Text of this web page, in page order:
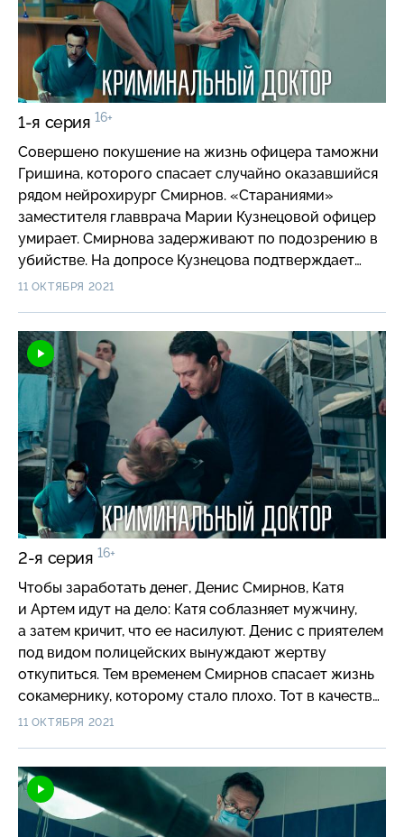
1-я серия 16+
Совершено покушение на жизнь офицера таможни
Гришина, которого спасает случайно оказавшийся
рядом нейрохирург Смирнов. «Стараниями»
заместителя главврача Марии Кузнецовой офицер
умирает. Смирнова задерживают по подозрению в
убийстве. На допросе Кузнецова подтверждает
следователю, что у хирурга был мотив убить
11 ОКТЯБРЯ 2021
2-я серия 16+
Чтобы заработать денег, Денис Смирнов, Катя
и Артем идут на дело: Катя соблазняет мужчину,
а затем кричит, что ее насилуют. Денис с приятелем
под видом полицейских вынуждают жертву
откупиться. Тем временем Смирнов спасает жизнь
сокамернику, которому стало плохо. Тот в качестве
благодарности связывает его с адвокатом.
Лобов и Олейник просят Смирнова срочно
прооперировать раненых…
11 ОКТЯБРЯ 2021